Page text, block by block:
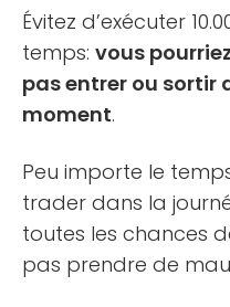
Évitez d’exécuter
temps: vous
pas entrer ou sortir
moment.
Peu importe le
trader dans la
toutes les chances
pas prendre de